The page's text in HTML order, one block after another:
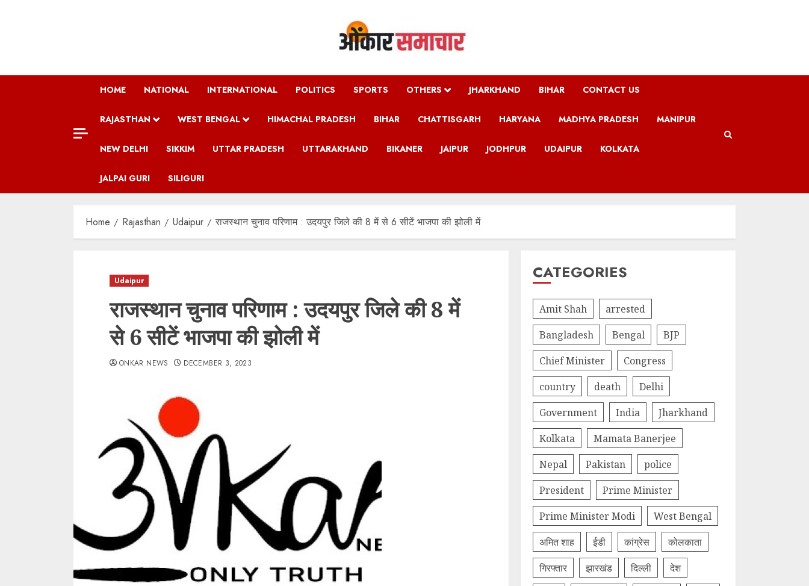
HOME NATIONAL INTERNATIONAL POLITICS SPORTS OTHERS JHARKHAND BIHAR CONTACT US
RAJASTHAN WEST BENGAL HIMACHAL PRADESH BIHAR CHATTISGARH HARYANA MADHYA PRADESH MANIPUR
NEW DELHI SIKKIM UTTAR PRADESH UTTARAKHAND BIKANER JAIPUR JODHPUR UDAIPUR KOLKATA
JALPAI GURI SILIGURI
Home Rajasthan Udaipur राजस्थान चुनाव परिणाम : उदयपुर जिले की 8 में से 6 सीटें भाजपा की झोली में
Udaipur
राजस्थान चुनाव परिणाम : उदयपुर जिले की 8 में
से 6 सीटें भाजपा की झोली में
ONKAR NEWS DECEMBER 3, 2023
CATEGORIES
Amit Shah
arrested
Bangladesh
Bengal
BJP
Chief Minister
Congress
country
death
Delhi
Government
India
Jharkhand
Kolkata
Mamata Banerjee
Nepal
Pakistan
police
President
Prime Minister
Prime Minister Modi
West Bengal
अमित शाह
ईडी कांग्रेस
कोलकाता
गिरफ्तार
झारखंड दिल्‍ली
देश